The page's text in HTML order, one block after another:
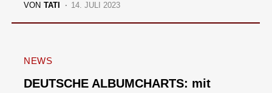
VON TATI 14. JULI 2023
NEWS
DEUTSCHE ALBUMCHARTS: mit